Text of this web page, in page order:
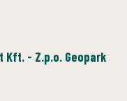
Kft. - Z.p.o. Geopark